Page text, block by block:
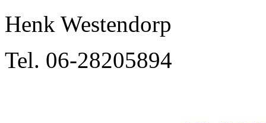
Henk Westendorp
Tel. 06-28205894